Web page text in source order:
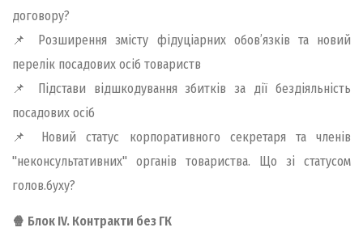
договору?
📌 Розширення змісту фідуціарних обов’язків та новий
перелік посадових осіб товариств
📌 Підстави відшкодування збитків за дії бездіяльність
посадових осіб
📌 Новий статус корпоративного секретаря та членів
"неконсультативних" органів товариства. Що зі статусом
голов.буху?
🍿 Блок ІV. Контракти без ГК